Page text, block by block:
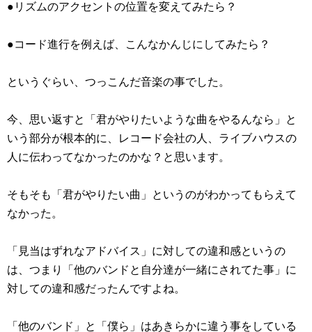
●リズムのアクセントの位置を変えてみたら？
●コード進行を例えば、こんなかんじにしてみたら？
というぐらい、つっこんだ音楽の事でした。
今、思い返すと「君がやりたいような曲をやるんなら」と
いう部分が根本的に、レコード会社の人、ライブハウスの
人に伝わってなかったのかな？と思います。
そもそも「君がやりたい曲」というのがわかってもらえて
なかった。
「見当はずれなアドバイス」に対しての違和感というの
は、つまり「他のバンドと自分達が一緒にされてた事」に
対しての違和感だったんですよね。
「他のバンド」と「僕ら」はあきらかに違う事をしている